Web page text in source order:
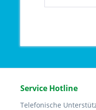
Service Hotline
Telefonische